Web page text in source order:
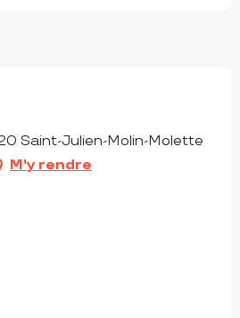
Saint-Julien-Molin-Molette
M'y rendre